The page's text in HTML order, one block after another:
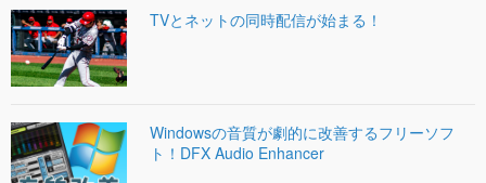
TVとネットの同時配信が始まる！
Windowsの音質が劇的に改善するフリーソフ
ト！DFX Audio Enhancer